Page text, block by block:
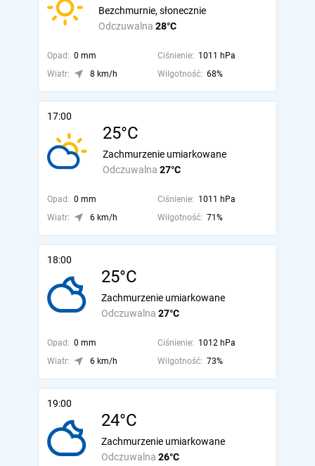
Odczuwalna 28°C
Bezchmurnie, słonecznie
Opad: 0 mm Ciśnienie: 1011 hPa
Wiatr:
8 km/h Wilgotność: 68%
17:00
25°C
Odczuwalna 27°C
Zachmurzenie umiarkowane
Opad: 0 mm Ciśnienie: 1011 hPa
Wiatr:
6 km/h Wilgotność: 71%
18:00
25°C
Odczuwalna 27°C
Zachmurzenie umiarkowane
Opad: 0 mm Ciśnienie: 1012 hPa
Wiatr:
6 km/h Wilgotność: 73%
19:00
24°C
Odczuwalna 26°C
Zachmurzenie umiarkowane